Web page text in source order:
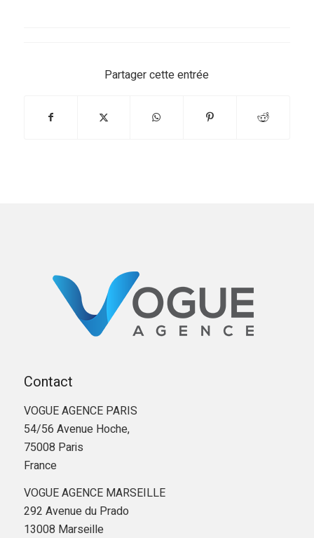
Partager cette entrée
Contact
VOGUE AGENCE PARIS
54/56 Avenue Hoche,
75008 Paris
France
VOGUE AGENCE MARSEILLE
292 Avenue du Prado
13008 Marseille